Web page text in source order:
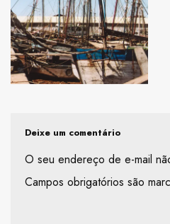
Deixe um comentário
O seu endereço de e-mail
Campos obrigatórios são